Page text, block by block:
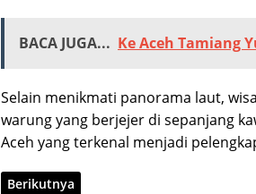
BACA JUGA... Ke Aceh Tamiang
Selain menikmati panorama laut,
warung yang berjejer di sepanjang
Aceh yang terkenal menjadi
Berikutnya